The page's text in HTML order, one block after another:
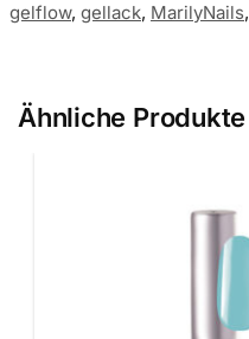
gelflow, gellack, MarilyNails,
Ähnliche Produkte